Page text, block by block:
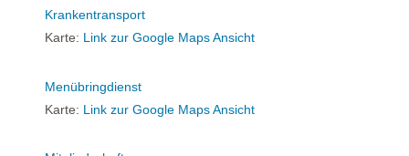
Krankentransport
Karte: Link zur Google Maps Ansicht
Menübringdienst
Karte: Link zur Google Maps Ansicht